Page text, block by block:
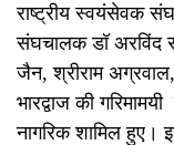
राष्ट्रीय स्वयंसेवक
संघचालक डॉ अरविंद
जैन, श्रीराम
भारद्वाज की
नागरिक शामिल